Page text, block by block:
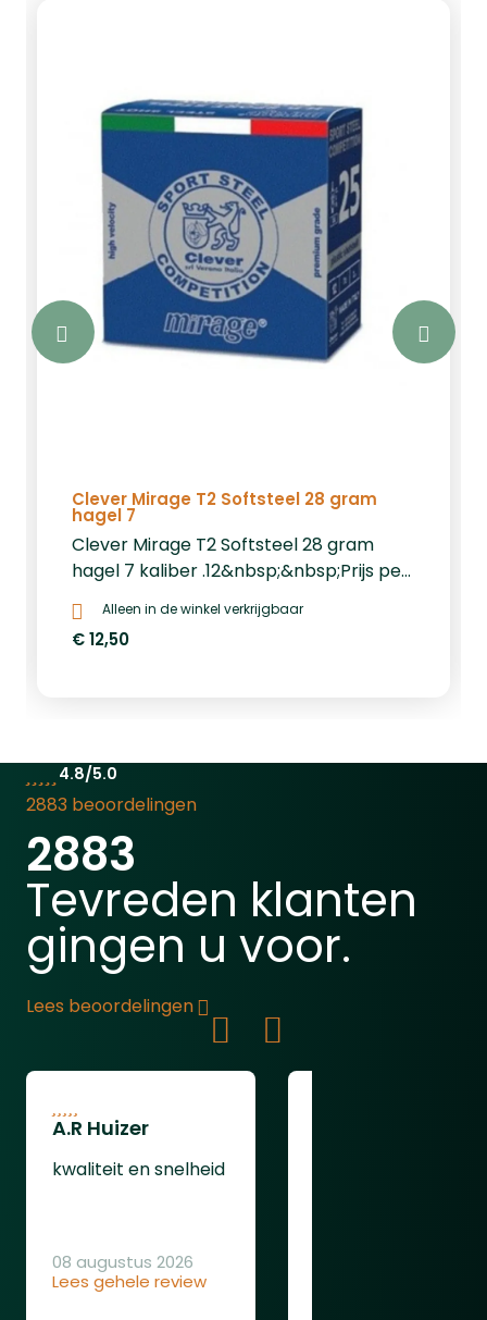
Clever Mirage T2 Softsteel 28 gram
hagel 7
Clever Mirage T2 Softsteel 28 gram
hagel 7 kaliber .12&nbsp;&nbsp;Prijs per
1000: € 400,-
Alleen in de winkel verkrijgbaar
€ 12,50
4.8/5.0
2883 beoordelingen
2883
Tevreden klanten
gingen u voor.
Lees beoordelingen
A.R Huizer
kwaliteit en snelheid
Lees gehele review
08 augustus 2026